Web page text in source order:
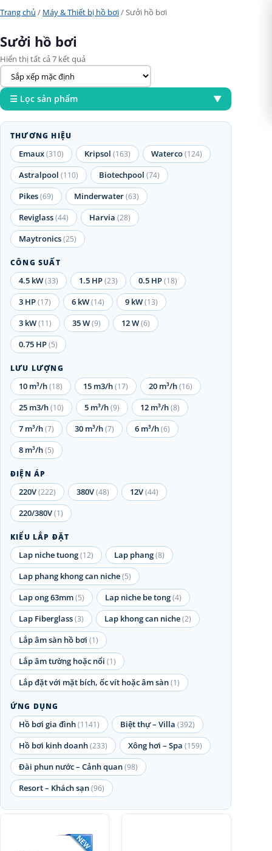
Trang chủ / Máy & Thiết bị hồ bơi/ Sưởi hồ bơi
Sưởi hồ bơi
Hiển thị tất cả 7 kết quả
☰ Lọc sản phẩm ▼
THƯƠNG HIỆU
Emaux(310) Kripsol (163) Waterco(124)
Astralpool (110) Biotechpool (74)
Pikes(69) Minderwater(63)
Reviglass(44) Harvia (28)
Maytronics(25)
CÔNG SUẤT
4.5 kW(33) 1.5 HP(23) 0.5 HP(18)
3 HP(17) 6 kW(14) 9 kW(13)
3 kW(11) 35 W(9) 12 W(6)
0.75 HP(5)
LƯU LƯỢNG
10 m³/h(18) 15 m3/h(17) 20 m³/h(16)
25 m3/h(10) 5 m³/h(9) 12 m³/h(8)
7 m³/h(7) 30 m³/h(7) 6 m³/h(6)
8 m³/h(5)
ĐIỆN ÁP
220V(222) 380V(48) 12V(44)
220/380V(1)
KIỂU LẮP ĐẶT
Lap niche tuong(12) Lap phang(8)
Lap phang khong can niche(5)
Lap ong 63mm(5) Lap niche be tong(4)
Lap Fiberglass(3) Lap khong can niche(2)
Lắp âm sàn hồ bơi (1)
Lắp âm tường hoặc nổi (1)
Lắp đặt với mặt bích, ốc vít hoặc âm sàn(1)
ỨNG DỤNG
Hồ bơi gia đình(1141) Biệt thự – Villa (392)
Hồ bơi kinh doanh(233) Xông hơi – Spa (159)
Đài phun nước – Cảnh quan(98)
Resort – Khách sạn(96)